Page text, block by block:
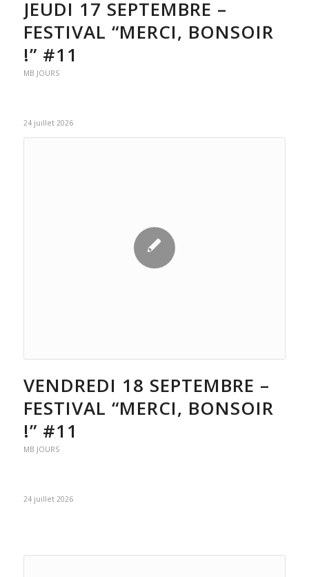
JEUDI 17 SEPTEMBRE –
FESTIVAL “MERCI, BONSOIR
!” #11
MB JOURS
24 juillet 2026
VENDREDI 18 SEPTEMBRE –
FESTIVAL “MERCI, BONSOIR
!” #11
MB JOURS
24 juillet 2026